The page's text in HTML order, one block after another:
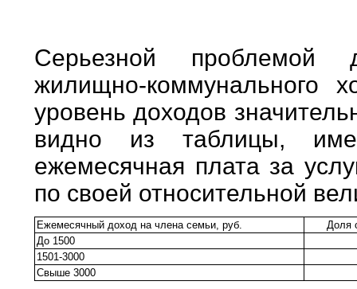
Серьезной проблемой
жилищно-коммунального
уровень доходов
видно из таблицы,
ежемесячная плата за
по своей относительной
Ежемесячный доход на члена семьи, руб.
Доля
До 1500
1501-3000
Свыше 3000